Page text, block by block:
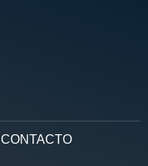
CONTACTO